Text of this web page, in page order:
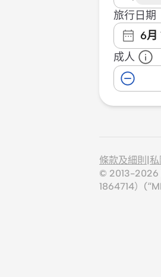
旅行日期
6月
成人
條款及細則
© 2013-2026
1864714）